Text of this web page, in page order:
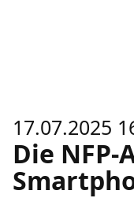
17.07.2025
Die